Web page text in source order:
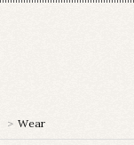
> Wear